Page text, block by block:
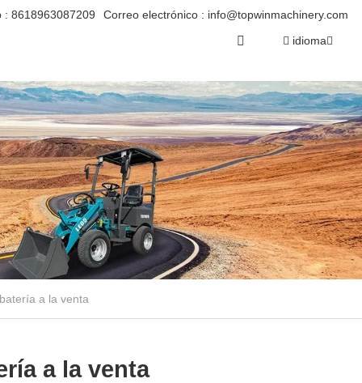
: 8618963087209 Correo electrónico : info@topwinmachinery.com
idioma
a la venta
a la venta